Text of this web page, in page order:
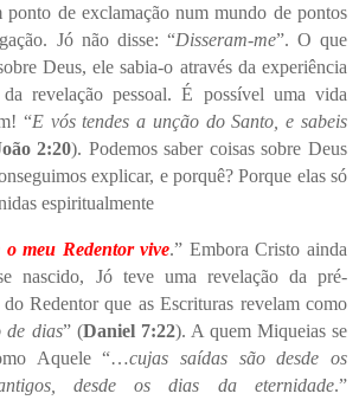
ponto de exclamação num mundo de pontos
Jó não disse: “Disseram-me”. O que
Deus, ele sabia-o através da experiência
revelação pessoal. É possível uma vida
“E vós tendes a unção do Santo, e sabeis
2:20). Podemos saber coisas sobre Deus
explicar, e porquê? Porque elas só
espiritualmente
o meu Redentor vive.” Embora Cristo ainda
nascido, Jó teve uma revelação da pré-
do Redentor que as Escrituras revelam como
de dias” (Daniel 7:22). A quem Miqueias se
Aquele “…cujas saídas são desde os
desde os dias da eternidade.”